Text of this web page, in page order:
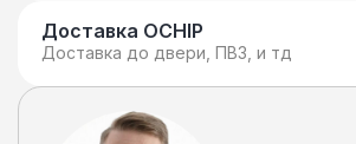
Доставка OCHIP
Доставка до двери, ПВЗ, и тд